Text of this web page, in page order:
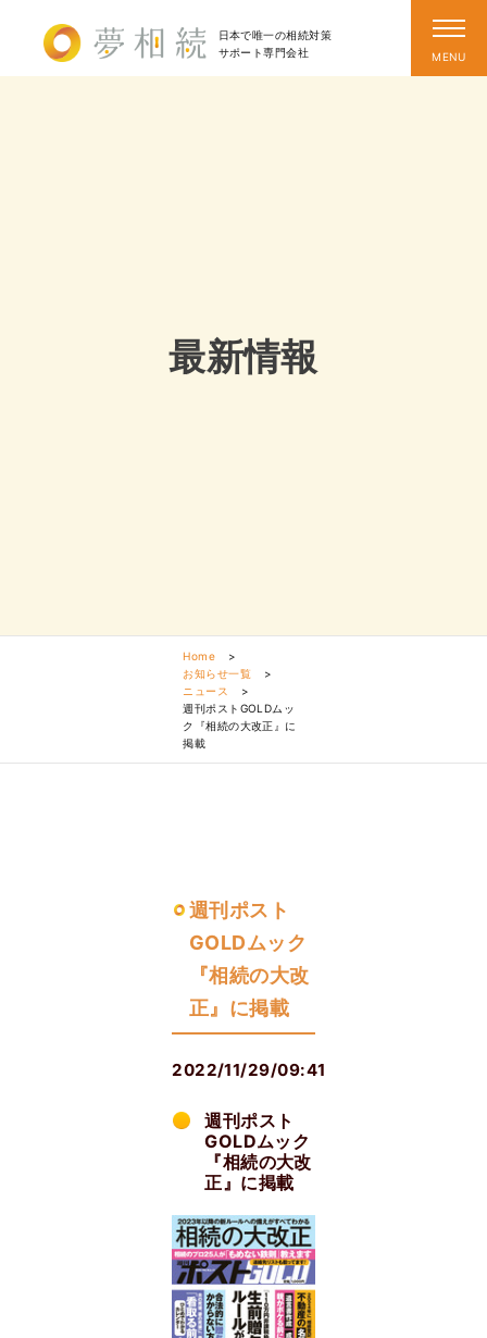
日本で唯一の相続対策
サポート専門会社
最新情報
Home
>
お知らせ一覧
>
ニュース
>
週刊ポストGOLDムッ
ク『相続の大改正』に
掲載
週刊ポスト
GOLDムック
『相続の大改
正』に掲載
2022/11/29/09:41
週刊ポスト
GOLDムック
『相続の大改
正』に掲載